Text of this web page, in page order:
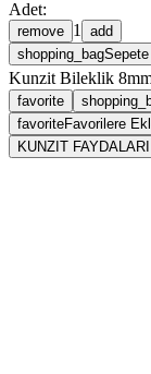
Adet:
remove 1
add
shopping_bag
Kunzit Bileklik
favorite
favoriteFavorilere
KUNZIT FAYDALARI